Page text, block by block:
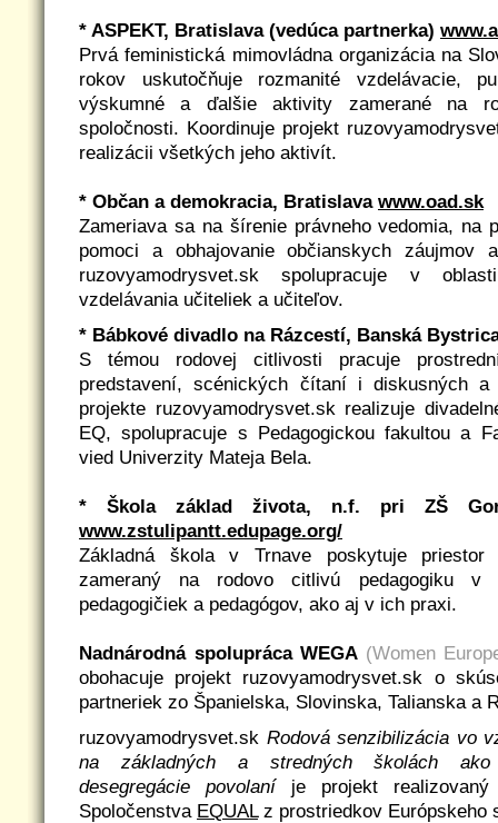
* ASPEKT, Bratislava (vedúca partnerka)
Prvá feministická mimovládna organizácia na
rokov uskutočňuje rozmanité vzdelávacie,
výskumné a ďalšie aktivity zamerané na
spoločnosti. Koordinuje projekt
realizácii všetkých jeho aktivít.
* Občan a demokracia, Bratislava www.oad.sk
Zameriava sa na šírenie právneho vedomia, na
pomoci a obhajovanie občianskych záujmov
ruzovyamodrysvet.sk spolupracuje v
vzdelávania učiteliek a učiteľov.
* Bábkové divadlo na Rázcestí, Banská
S témou rodovej citlivosti pracuje
predstavení, scénických čítaní i diskusných
projekte ruzovyamodrysvet.sk realizuje
EQ, spolupracuje s Pedagogickou fakultou a
vied Univerzity Mateja Bela.
* Škola základ života, n.f. pri ZŠ
www.zstulipantt.edupage.org/
Základná škola v Trnave poskytuje
zameraný na rodovo citlivú pedagogiku v
pedagogičiek a pedagógov, ako aj v ich praxi.
Nadnárodná spolupráca WEGA (Women
obohacuje projekt ruzovyamodrysvet.sk o
partneriek zo Španielska, Slovinska, Talianska a
ruzovyamodrysvet.sk Rodová senzibilizácia vo
na základných a stredných školách ako
desegregácie povolaníje projekt
Spoločenstva EQUALz prostriedkov Európskeho